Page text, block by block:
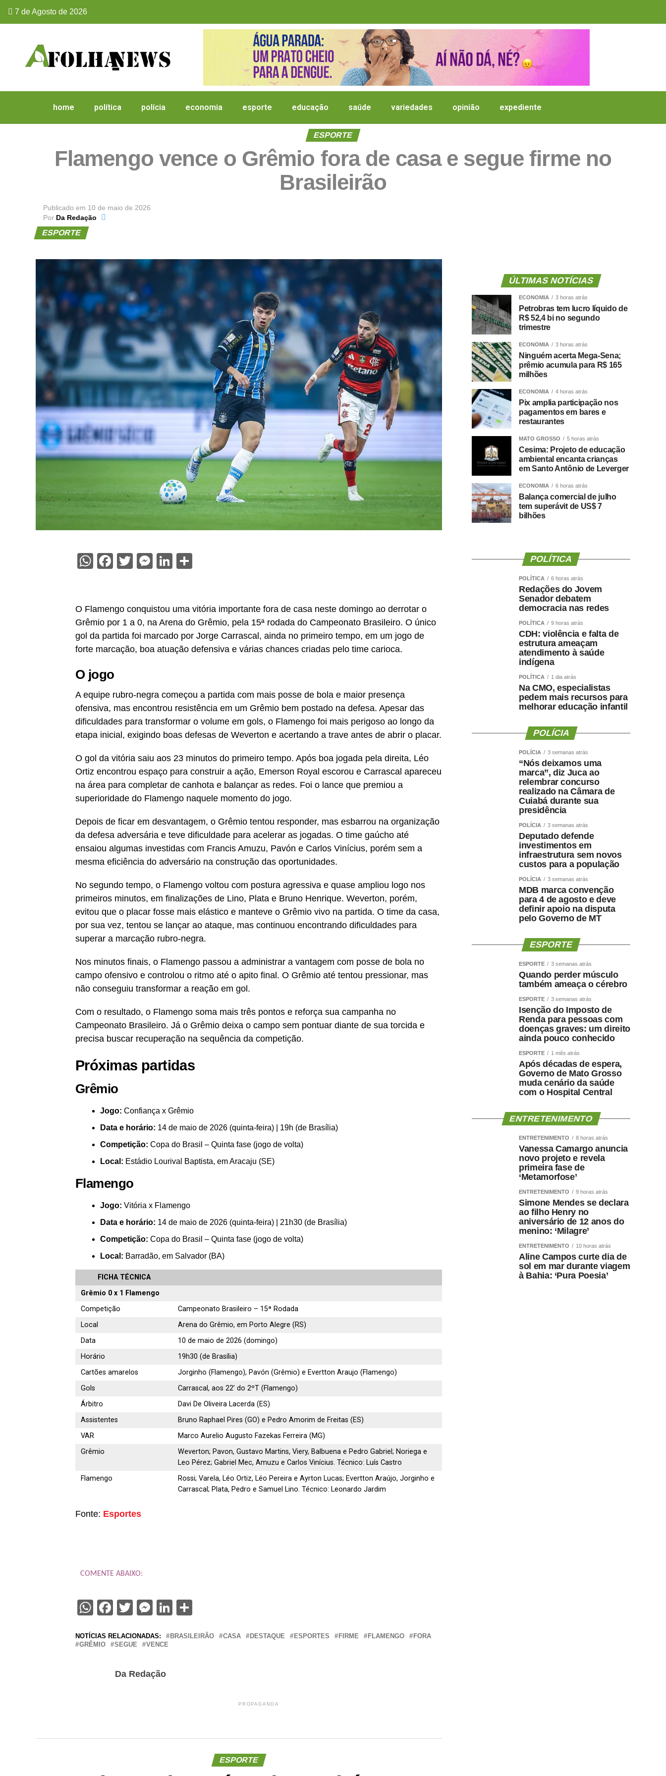
7 de Agosto de 2026
home política polícia economia esporte educação saúde variedades opinião expediente
ESPORTE
Flamengo vence o Grêmio fora de casa e segue firme no
Brasileirão
Publicado em 10 de maio de 2026
Por Da Redação
ESPORTE
WhatsApp
Facebook
TwitterMessenger
LinkedIn
O Flamengo conquistou uma vitória importante fora de casa neste domingo ao derrotar o
Grêmio por 1 a 0, na Arena do Grêmio, pela 15ª rodada do Campeonato Brasileiro. O único
gol da partida foi marcado por Jorge Carrascal, ainda no primeiro tempo, em um jogo de
forte marcação, boa atuação defensiva e várias chances criadas pelo time carioca.
O jogo
A equipe rubro-negra começou a partida com mais posse de bola e maior presença
ofensiva, mas encontrou resistência em um Grêmio bem postado na defesa. Apesar das
dificuldades para transformar o volume em gols, o Flamengo foi mais perigoso ao longo da
etapa inicial, exigindo boas defesas de Weverton e acertando a trave antes de abrir o placar.
O gol da vitória saiu aos 23 minutos do primeiro tempo. Após boa jogada pela direita, Léo
Ortiz encontrou espaço para construir a ação, Emerson Royal escorou e Carrascal apareceu
na área para completar de canhota e balançar as redes. Foi o lance que premiou a
superioridade do Flamengo naquele momento do jogo.
Depois de ficar em desvantagem, o Grêmio tentou responder, mas esbarrou na organização
da defesa adversária e teve dificuldade para acelerar as jogadas. O time gaúcho até
ensaiou algumas investidas com Francis Amuzu, Pavón e Carlos Vinícius, porém sem a
mesma eficiência do adversário na construção das oportunidades.
No segundo tempo, o Flamengo voltou com postura agressiva e quase ampliou logo nos
primeiros minutos, em finalizações de Lino, Plata e Bruno Henrique. Weverton, porém,
evitou que o placar fosse mais elástico e manteve o Grêmio vivo na partida. O time da casa,
por sua vez, tentou se lançar ao ataque, mas continuou encontrando dificuldades para
superar a marcação rubro-negra.
Nos minutos finais, o Flamengo passou a administrar a vantagem com posse de bola no
campo ofensivo e controlou o ritmo até o apito final. O Grêmio até tentou pressionar, mas
não conseguiu transformar a reação em gol.
Com o resultado, o Flamengo soma mais três pontos e reforça sua campanha no
Campeonato Brasileiro. Já o Grêmio deixa o campo sem pontuar diante de sua torcida e
precisa buscar recuperação na sequência da competição.
Próximas partidas
Grêmio
Jogo: Confiança x Grêmio
Data e horário: 14 de maio de 2026 (quinta-feira) | 19h (de Brasília)
Competição: Copa do Brasil – Quinta fase (jogo de volta)
Local: Estádio Lourival Baptista, em Aracaju (SE)
Flamengo
Jogo: Vitória x Flamengo
Data e horário: 14 de maio de 2026 (quinta-feira) | 21h30 (de Brasília)
Competição: Copa do Brasil – Quinta fase (jogo de volta)
Local: Barradão, em Salvador (BA)
FICHA TÉCNICA
Grêmio 0 x 1 Flamengo
Competição
Campeonato Brasileiro – 15ª Rodada
Local
Arena do Grêmio, em Porto Alegre (RS)
Data
10 de maio de 2026 (domingo)
Horário
19h30 (de Brasília)
Cartões amarelos
Jorginho (Flamengo), Pavón (Grêmio) e Evertton Araujo (Flamengo)
Gols
Carrascal, aos 22’ do 2ºT (Flamengo)
Árbitro
Davi De Oliveira Lacerda (ES)
Assistentes
Bruno Raphael Pires (GO) e Pedro Amorim de Freitas (ES)
VAR
Marco Aurelio Augusto Fazekas Ferreira (MG)
Grêmio
Weverton; Pavon, Gustavo Martins, Viery, Balbuena e Pedro Gabriel; Noriega e
Leo Pérez; Gabriel Mec, Amuzu e Carlos Vinícius. Técnico: Luís Castro
Flamengo
Rossi; Varela, Léo Ortiz, Léo Pereira e Ayrton Lucas; Evertton Araújo, Jorginho e
Carrascal; Plata, Pedro e Samuel Lino. Técnico: Leonardo Jardim
Fonte: Esportes
COMENTE ABAIXO:
WhatsApp
Facebook
TwitterMessenger
LinkedIn
NOTÍCIAS RELACIONADAS: BRASILEIRÃO CASA DESTAQUE ESPORTES FIRME FLAMENGO
FORA
GRÊMIO
SEGUE VENCE
Da Redação
PROPAGANDA
ESPORTE
ÚLTIMAS NOTÍCIAS
ECONOMIA 3 horas atrás
Petrobras tem lucro líquido de
R$ 52,4 bi no segundo
trimestre
ECONOMIA 3 horas atrás
Ninguém acerta Mega-Sena;
prêmio acumula para R$ 165
milhões
ECONOMIA 4 horas atrás
Pix amplia participação nos
pagamentos em bares e
restaurantes
MATO GROSSO 5 horas atrás
Cesima: Projeto de educação
ambiental encanta crianças
em Santo Antônio de Leverger
ECONOMIA 6 horas atrás
Balança comercial de julho
tem superávit de US$ 7
bilhões
POLÍTICA
POLÍTICA 6 horas atrás
Redações do Jovem
Senador debatem
democracia nas redes
POLÍTICA 9 horas atrás
CDH: violência e falta de
estrutura ameaçam
atendimento à saúde
indígena
POLÍTICA 1 dia atrás
Na CMO, especialistas
pedem mais recursos para
melhorar educação infantil
POLÍCIA
POLÍCIA 3 semanas atrás
“Nós deixamos uma
marca”, diz Juca ao
relembrar concurso
realizado na Câmara de
Cuiabá durante sua
presidência
POLÍCIA 3 semanas atrás
Deputado defende
investimentos em
infraestrutura sem novos
custos para a população
POLÍCIA 3 semanas atrás
MDB marca convenção
para 4 de agosto e deve
definir apoio na disputa
pelo Governo de MT
ESPORTE
ESPORTE 3 semanas atrás
Quando perder músculo
também ameaça o cérebro
ESPORTE 3 semanas atrás
Isenção do Imposto de
Renda para pessoas com
doenças graves: um direito
ainda pouco conhecido
ESPORTE 1 mês atrás
Após décadas de espera,
Governo de Mato Grosso
muda cenário da saúde
com o Hospital Central
ENTRETENIMENTO
ENTRETENIMENTO 8 horas atrás
Vanessa Camargo anuncia
novo projeto e revela
primeira fase de
‘Metamorfose’
ENTRETENIMENTO 9 horas atrás
Simone Mendes se declara
ao filho Henry no
aniversário de 12 anos do
menino: ‘Milagre’
ENTRETENIMENTO 10 horas atrás
Aline Campos curte dia de
sol em mar durante viagem
à Bahia: ‘Pura Poesia’